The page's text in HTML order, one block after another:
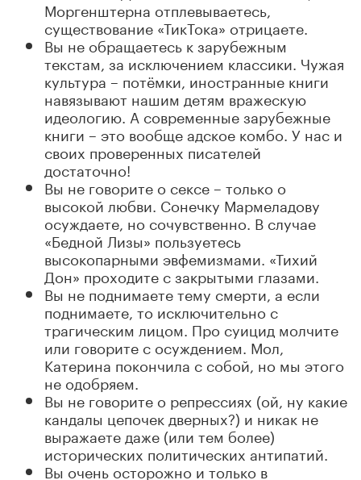
Моргенштерна отплевываетесь,
существование «ТикТока» отрицаете.
Вы не обращаетесь к зарубежным
текстам, за исключением классики. Чужая
культура – потёмки, иностранные книги
навязывают нашим детям вражескую
идеологию. А современные зарубежные
книги – это вообще адское комбо. У нас и
своих проверенных писателей
достаточно!
Вы не говорите о сексе – только о
высокой любви. Сонечку Мармеладову
осуждаете, но сочувственно. В случае
«Бедной Лизы» пользуетесь
высокопарными эвфемизмами. «Тихий
Дон» проходите с закрытыми глазами.
Вы не поднимаете тему смерти, а если
поднимаете, то исключительно с
трагическим лицом. Про суицид молчите
или говорите с осуждением. Мол,
Катерина покончила с собой, но мы этого
не одобряем.
Вы не говорите о репрессиях (ой, ну какие
кандалы цепочек дверных?) и никак не
выражаете даже (или тем более)
исторических политических антипатий.
Вы очень осторожно и только в